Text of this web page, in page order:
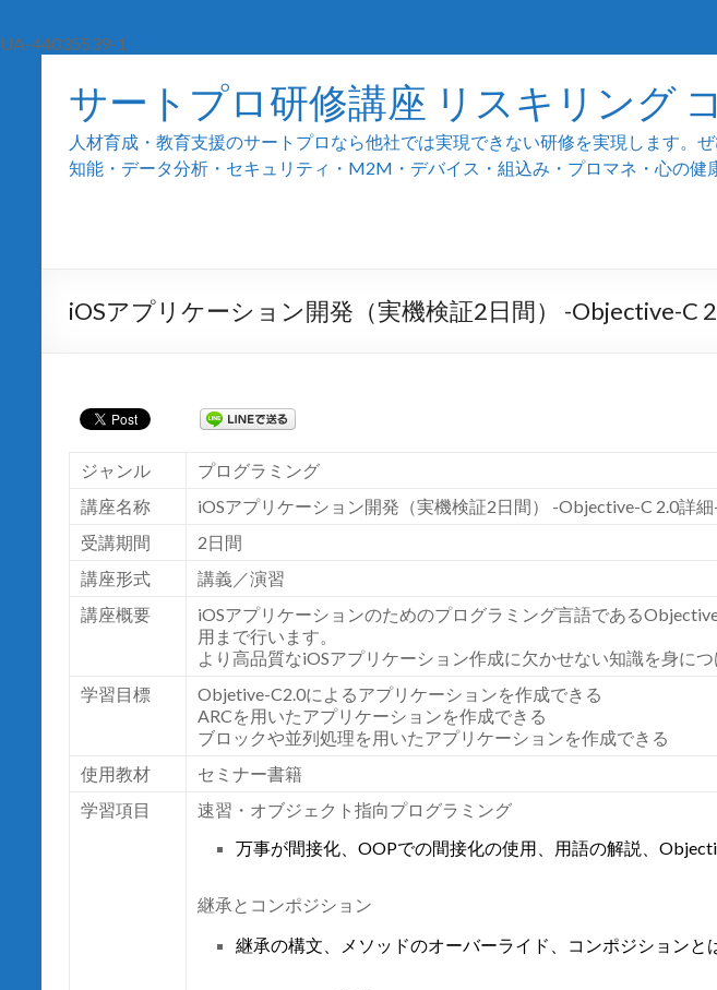
UA-44035539-1
サートプロ研修講座 リスキリング
人材育成・教育支援のサートプロなら他社では実現できない研修を実現します
知能・データ分析・セキュリティ・M2M・デバイス・組込み・プロマネ・心の
iOSアプリケーション開発（実機検証2日間） -Objective-C
ジャンル
プログラミング
講座名称
iOSアプリケーション開発（実機検証2日間） -Objective-C 2.0詳
受講期間
2日間
講座形式
講義／演習
講座概要
iOSアプリケーションのためのプログラミング言語である
用まで行います。
より高品質なiOSアプリケーション作成に欠かせない知識を身につ
学習目標
Objetive-C2.0によるアプリケーションを作成できる
ARCを用いたアプリケーションを作成できる
ブロックや並列処理を用いたアプリケーションを作成できる
使用教材
セミナー書籍
学習項目
速習・オブジェクト指向プログラミング
万事が間接化、OOPでの間接化の使用、用語の解説、
継承とコンポジション
継承の構文、メソッドのオーバーライド、コンポジションと